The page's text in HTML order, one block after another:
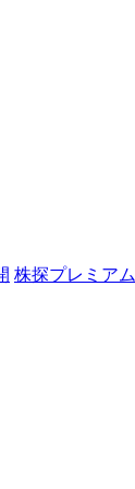
株探プレミアム